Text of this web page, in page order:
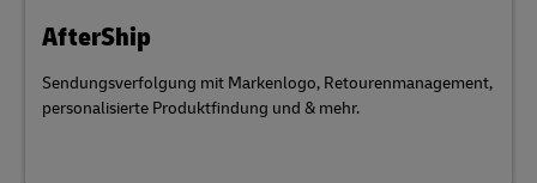
AfterShip
Sendungsverfolgung mit Markenlogo, Retourenmanagement,
personalisierte Produktfindung und & mehr.